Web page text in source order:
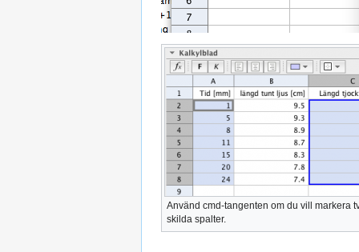
Använd cmd-tangenten om du vill markera
skilda spalter.